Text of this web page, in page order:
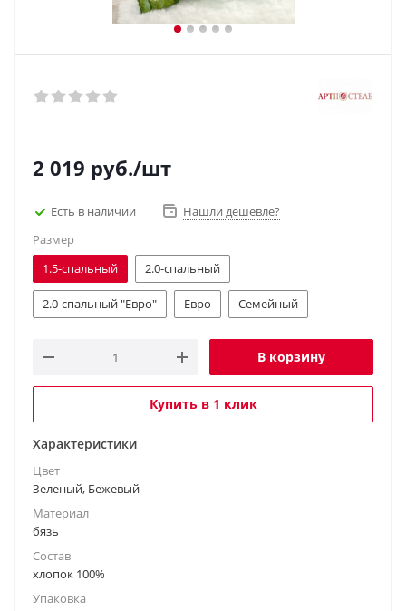
2 019 руб./шт
Есть в наличии
Нашли дешевле?
Размер
1.5-спальный
2.0-спальный
2.0-спальный "Евро" Евро Семейный
В корзину
Купить в 1 клик
Характеристики
Цвет
Зеленый, Бежевый
Материал
бязь
Состав
хлопок 100%
Упаковка